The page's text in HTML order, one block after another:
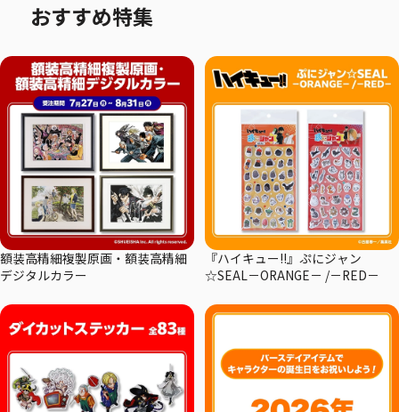
おすすめ特集
額装高精細複製原画・額装高精細
デジタルカラー
『ハイキュー!!』ぷにジャン
☆SEAL－ORANGE－ /－RED－